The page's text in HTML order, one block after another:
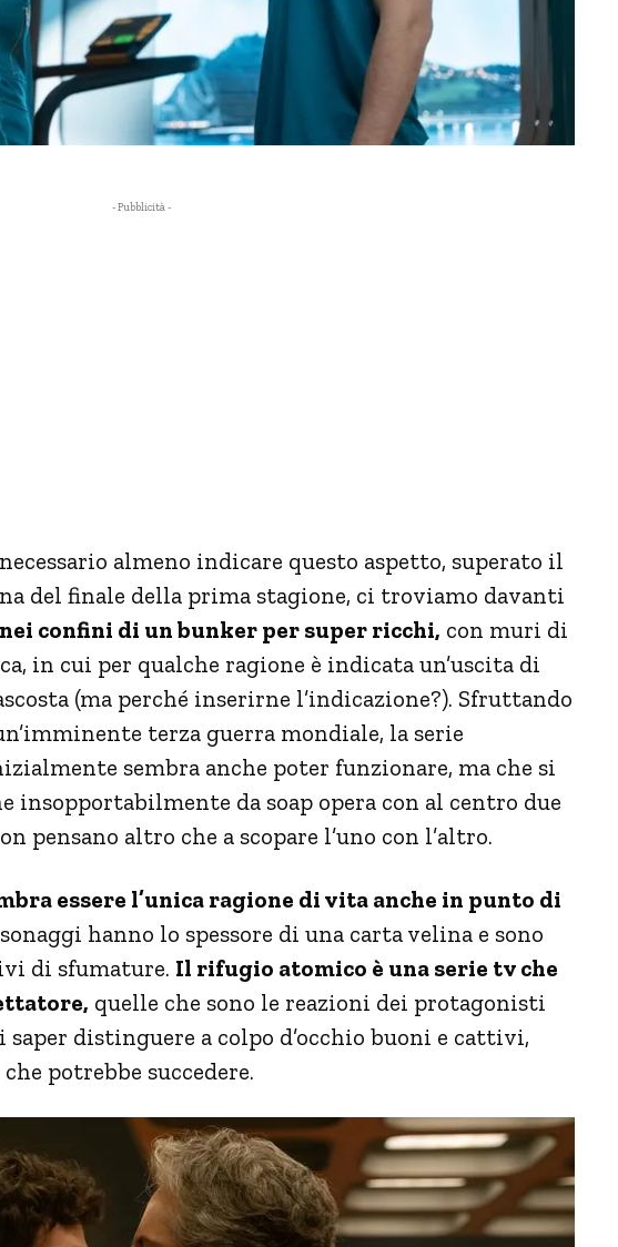
- Pubblicità -
almeno indicare questo aspetto, superato il
del finale della prima stagione, ci troviamo davanti
confini di un bunker per super ricchi, con muri di
in cui per qualche ragione è indicata un’uscita di
(ma perché inserirne l’indicazione?). Sfruttando
terza guerra mondiale, la serie
sembra anche poter funzionare, ma che si
da soap opera con al centro due
pensano altro che a scopare l’uno con l’altro.
essere l’unica ragione di vita anche in punto di
hanno lo spessore di una carta velina e sono
di sfumature. Il rifugio atomico è una serie tv che
quelle che sono le reazioni dei protagonisti
saper distinguere a colpo d’occhio buoni e cattivi,
potrebbe succedere.